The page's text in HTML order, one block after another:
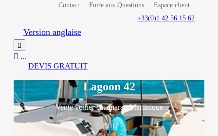
Contact Foire aux Questions
Espace client
+33(0)1 42 56 15 62
Version anglaise

 ...
DEVIS GRATUIT
Lagoon 42
Vente voilier catamaran Martinique
2016